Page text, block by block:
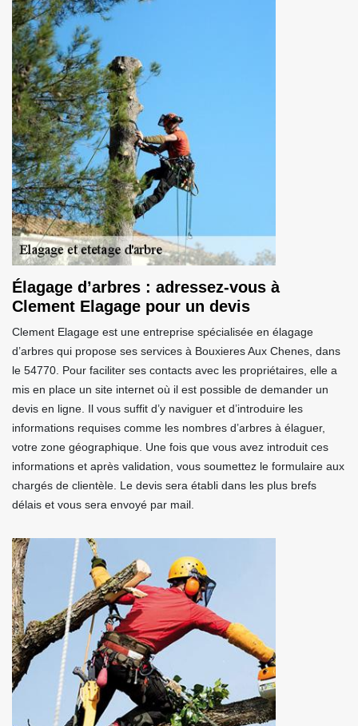
Élagage d’arbres : adressez-vous à
Clement Elagage pour un devis
Clement Elagage est une entreprise spécialisée en élagage
d’arbres qui propose ses services à Bouxieres Aux Chenes, dans
le 54770. Pour faciliter ses contacts avec les propriétaires, elle a
mis en place un site internet où il est possible de demander un
devis en ligne. Il vous suffit d’y naviguer et d’introduire les
informations requises comme les nombres d’arbres à élaguer,
votre zone géographique. Une fois que vous avez introduit ces
informations et après validation, vous soumettez le formulaire aux
chargés de clientèle. Le devis sera établi dans les plus brefs
délais et vous sera envoyé par mail.